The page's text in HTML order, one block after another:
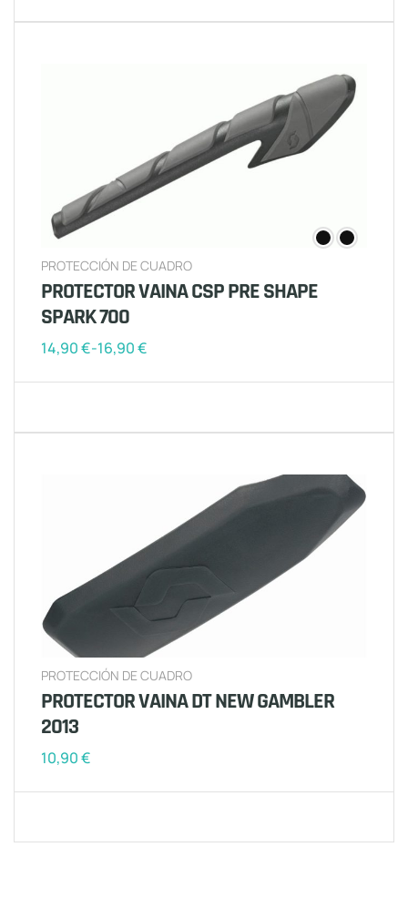
PROTECCIÓN DE CUADRO
PROTECTOR VAINA CSP PRE SHAPE
SPARK 700
14,90€-16,90€
PROTECCIÓN DE CUADRO
PROTECTOR VAINA DT NEW GAMBLER
2013
10,90€